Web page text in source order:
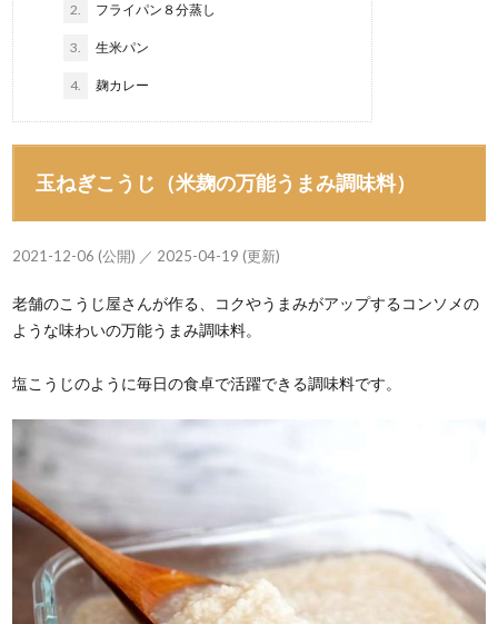
2. フライパン８分蒸し
3. 生米パン
4. 麹カレー
玉ねぎこうじ（米麹の万能うまみ調味料）
2021-12-06 (公開) ／ 2025-04-19 (更新)
老舗のこうじ屋さんが作る、コクやうまみがアップするコンソメの
ような味わいの万能うまみ調味料。
塩こうじのように毎日の食卓で活躍できる調味料です。